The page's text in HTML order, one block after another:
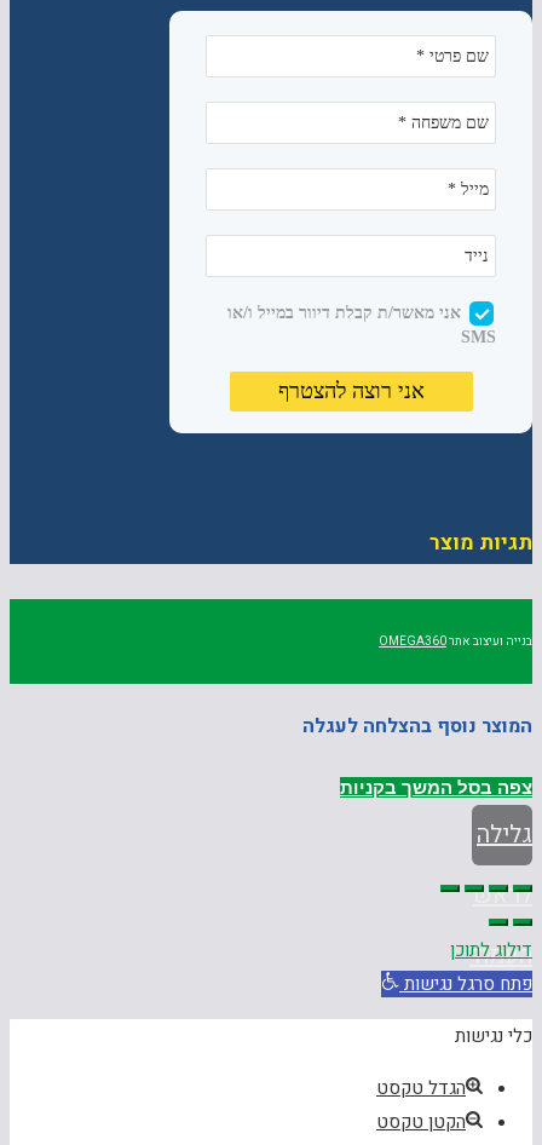
תגיות מוצר
בנייה ועיצוב אתרOMEGA360
המוצר נוסף בהצלחה לעגלה
צפה בסל המשך בקניות
גלילה
לראש
העמוד
דילוג לתוכן
פתח סרגל נגישות
כלי נגישות
הגדל טקסט
הקטן טקסט